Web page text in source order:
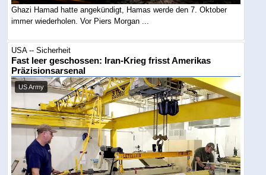
Ghazi Hamad hatte angekündigt, Hamas werde den 7. Oktober
immer wiederholen. Vor Piers Morgan ...
USA -- Sicherheit
Fast leer geschossen: Iran-Krieg frisst Amerikas
Präzisionsarsenal
US Army